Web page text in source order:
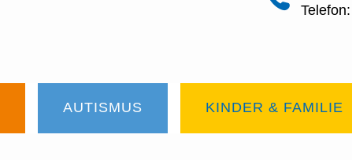
Telefon:
AUTISMUS KINDER & FAMILIE